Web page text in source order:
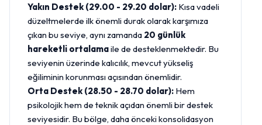
Yakın Destek (29.00 - 29.20 dolar): Kısa vadeli
düzeltmelerde ilk önemli durak olarak karşımıza
çıkan bu seviye, aynı zamanda 20 günlük
hareketli ortalamaile de desteklenmektedir. Bu
seviyenin üzerinde kalıcılık, mevcut yükseliş
eğiliminin korunması açısından önemlidir.
Orta Destek (28.50 - 28.70 dolar): Hem
psikolojik hem de teknik açıdan önemli bir destek
seviyesidir. Bu bölge, daha önceki konsolidasyon